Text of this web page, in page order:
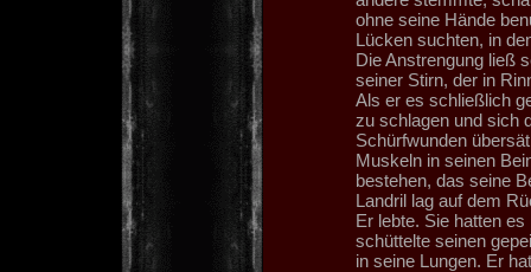
ohne seine Hände
Lücken suchten, in
Die Anstrengung ließ
seiner Stirn, der in
Als er es schließlich
zu schlagen und sich
Schürfwunden
Muskeln in seinen
bestehen, das seine
Landril lag auf dem
Er lebte. Sie hatten
schüttelte seinen
in seine Lungen. Er